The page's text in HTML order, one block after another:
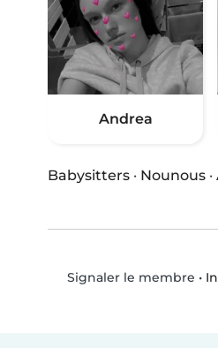
Andrea
Babysitters · Nounous ·
Signaler le membre •